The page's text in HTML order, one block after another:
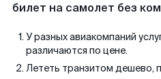
билет на самолет без
У разных авиакомпаний
различаются по цене.
Лететь транзитом дешево,